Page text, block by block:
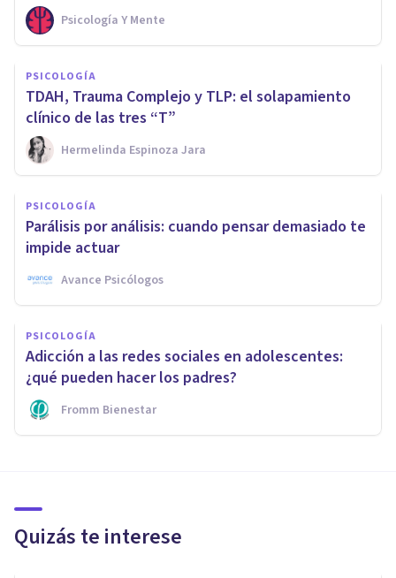
Psicología Y Mente
PSICOLOGÍA
TDAH, Trauma Complejo y TLP: el solapamiento
clínico de las tres “T”
Hermelinda Espinoza Jara
PSICOLOGÍA
Parálisis por análisis: cuando pensar demasiado te
impide actuar
Avance Psicólogos
PSICOLOGÍA
Adicción a las redes sociales en adolescentes:
¿qué pueden hacer los padres?
Fromm Bienestar
Quizás te interese